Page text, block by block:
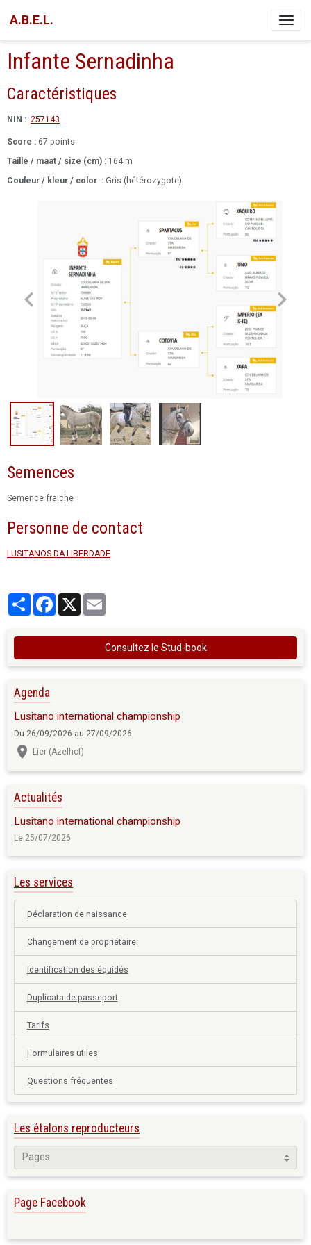
A.B.E.L.
Infante Sernadinha
Caractéristiques
NIN : 257143
Score : 67 points
Taille / maat / size (cm) : 164 m
Couleur / kleur / color : Gris (hétérozygote)
Semences
Semence fraiche
Personne de contact
LUSITANOS DA LIBERDADE
PartagerFacebook
X
Consultez le Stud-book
Agenda
Lusitano international championship
Du 26/09/2026 au 27/09/2026
Lier (Azelhof)
Actualités
Lusitano international championship
Le 25/07/2026
Les services
Déclaration de naissance
Changement de propriétaire
Identification des équidés
Duplicata de passeport
Tarifs
Formulaires utiles
Questions fréquentes
Les étalons reproducteurs
Page Facebook